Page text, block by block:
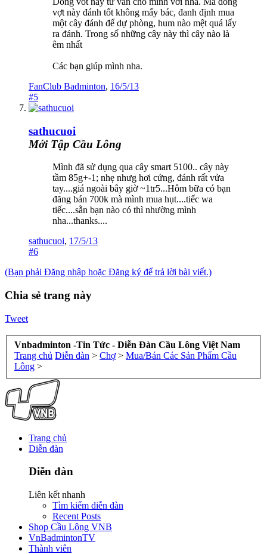
vợt này đánh tốt không mấy bác, đanh định mua
một cây đánh để dự phòng, hum nào mệt quá lấy
ra đánh. Trong số những cây này thì cây nào là
êm nhất
Các bạn giúp mình nha.
FanClub Badminton, 16/5/13
#5
sathucuoi
Mới Tập Cầu Lông
Mình đã sử dụng qua cây smart 5100.. cây này
tầm 85g+-1; nhẹ nhưg hơi cứng, đánh rất vửa
tay....giá ngoài bây giờ ~1tr5...Hôm bữa có bạn
đăng bán 700k mà mình mua hụt....tiếc wa
tiếc....sẵn bạn nào có thì nhường mình
nha...thanks....
sathucuoi, 17/5/13
#6
(Bạn phải Đăng nhập hoặc Đăng ký để trả lời bài viết.)
Chia sẻ trang này
Tweet
Vnbadminton -Tin Tức - Diễn Đàn Cầu Lông Việt Nam
Trang chủ Diễn đàn > Chợ > Mua/Bán Các Sản Phẩm Cầu
Lông >
Trang chủ
Diễn đàn
Diễn đàn
Liên kết nhanh
Tìm kiếm diễn đàn
Recent Posts
Shop Cầu Lông VNB
VnBadmintonTV
Thành viên